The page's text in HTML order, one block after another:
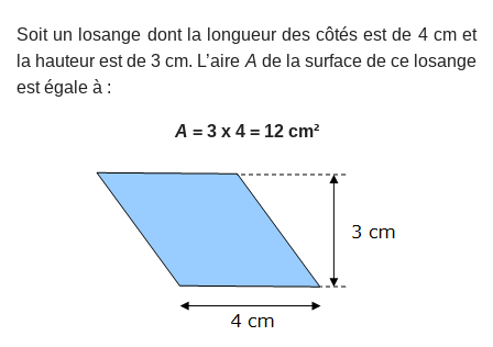
Soit un losange dont la longueur des côtés est de 4 cm et
la hauteur est de 3 cm. L’aire A de la surface de ce losange
est égale à :
A = 3 x 4 = 12 cm²